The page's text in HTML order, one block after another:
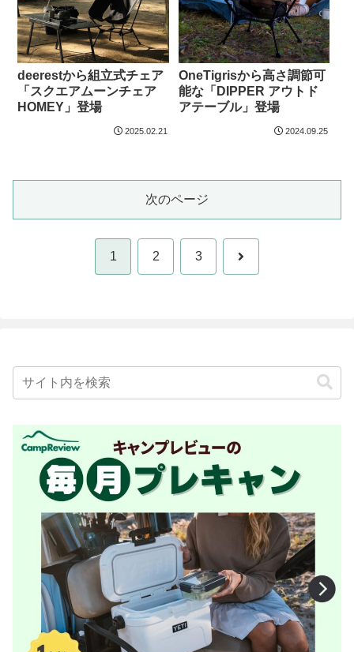
deerestから組立式チェア
「スクエアムーンチェア
HOMEY」登場
2025.02.21
OneTigrisから高さ調節可
能な「DIPPER アウトド
アテーブル」登場
2024.09.25
次のページ
1 2 3 次